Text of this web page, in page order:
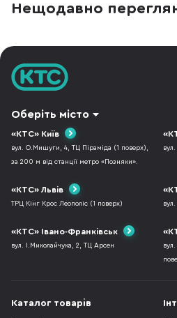
Нещодавно
Оберіть місто
«КТС» Київ
вул. О.Мишуги, 4, ТЦ Піраміда (1 поверх),
за 200 м від станції метро «Позняки».
«КТС» Львів
ТРЦ Кінг Крос Леополіс (1 поверх)
«КТС» Івано-Франківськ
вул. І.Миколайчука, 2, ТЦ Арсен
Каталог товарів